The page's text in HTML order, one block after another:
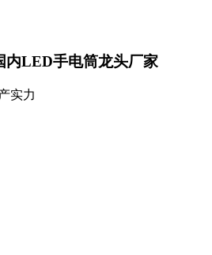
LED手电筒龙头厂家
实力